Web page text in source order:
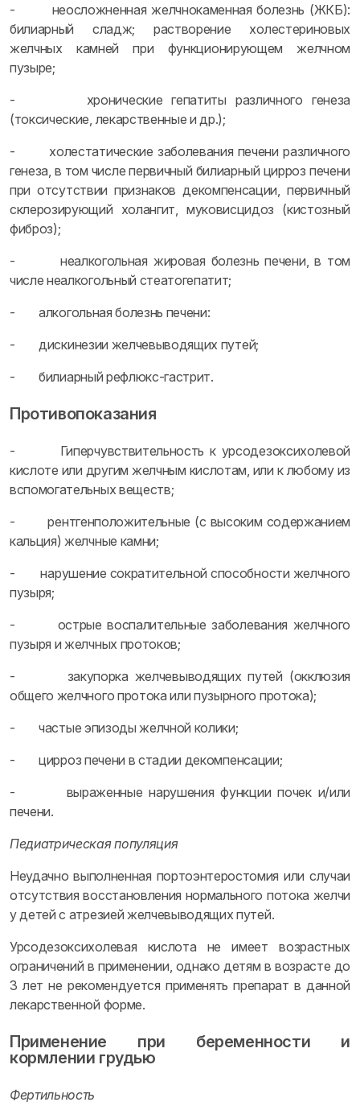
- неосложненная желчнокаменная болезнь (ЖКБ):
билиарный сладж; растворение холестериновых
желчных камней при функционирующем желчном
пузыре;
- хронические гепатиты различного генеза
(токсические, лекарственные и др.);
- холестатические заболевания печени различного
генеза, в том числе первичный билиарный цирроз печени
при отсутствии признаков декомпенсации, первичный
склерозирующий холангит, муковисцидоз (кистозный
фиброз);
- неалкогольная жировая болезнь печени, в том
числе неалкогольный стеатогепатит;
- алкогольная болезнь печени:
- дискинезии желчевыводящих путей;
- билиарный рефлюкс-гастрит.
Противопоказания
- Гиперчувствительность к урсодезоксихолевой
кислоте или другим желчным кислотам, или к любому из
вспомогательных веществ;
- рентгенположительные (с высоким содержанием
кальция) желчные камни;
- нарушение сократительной способности желчного
пузыря;
- острые воспалительные заболевания желчного
пузыря и желчных протоков;
- закупорка желчевыводящих путей (окклюзия
общего желчного протока или пузырного протока);
- частые эпизоды желчной колики;
- цирроз печени в стадии декомпенсации;
- выраженные нарушения функции почек и/или
печени.
Педиатрическая популяция
Неудачно выполненная портоэнтеростомия или случаи
отсутствия восстановления нормального потока желчи
у детей с атрезией желчевыводящих путей.
Урсодезоксихолевая кислота не имеет возрастных
ограничений в применении, однако детям в возрасте до
3 лет не рекомендуется применять препарат в данной
лекарственной форме.
Применение при беременности и
кормлении грудью
Фертильность